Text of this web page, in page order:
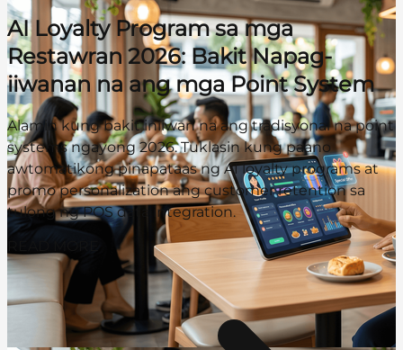
AI Loyalty Program sa mga
Restawran 2026: Bakit Napag-
iiwanan na ang mga Point System
Alamin kung bakit iniiwan na ang tradisyonal na point
systems ngayong 2026. Tuklasin kung paano
awtomatikong pinapataas ng AI loyalty programs at
promo personalization ang customer retention sa
tulong ng POS data integration.